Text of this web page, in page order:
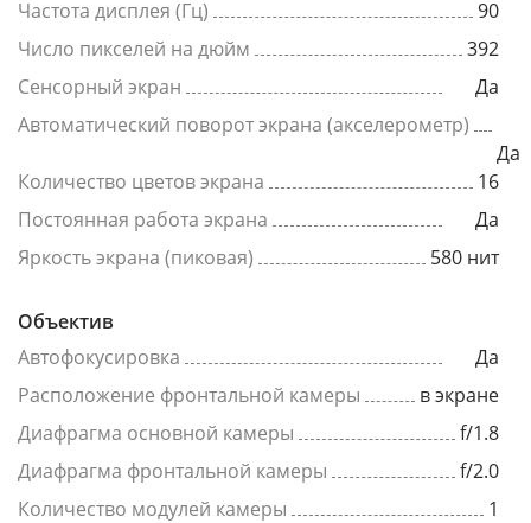
Частота дисплея (Гц)
90
Число пикселей на дюйм
392
Сенсорный экран
Да
Автоматический поворот экрана (акселерометр)
Да
Количество цветов экрана
16
Постоянная работа экрана
Да
Яркость экрана (пиковая)
580 нит
Объектив
Автофокусировка
Да
Расположение фронтальной камеры
в экране
Диафрагма основной камеры
f/1.8
Диафрагма фронтальной камеры
f/2.0
Количество модулей камеры
1